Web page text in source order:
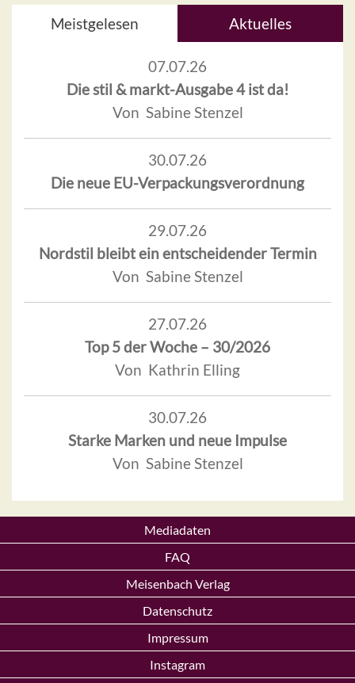
Meistgelesen Aktuelles
07.07.26
Die stil & markt-Ausgabe 4 ist da!
Von Sabine Stenzel
30.07.26
Die neue EU-Verpackungsverordnung
29.07.26
Nordstil bleibt ein entscheidender Termin
Von Sabine Stenzel
27.07.26
Top 5 der Woche – 30/2026
Von Kathrin Elling
30.07.26
Starke Marken und neue Impulse
Von Sabine Stenzel
Mediadaten
FAQ
Meisenbach Verlag
Datenschutz
Impressum
Instagram